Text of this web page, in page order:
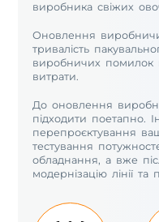
виробника свіжих
Оновлення
тривалість
виробничих помилок
витрати.
До оновлення
підходити поетапно.
перепроєктування
тестування
обладнання, а вже
модернізацію лінії